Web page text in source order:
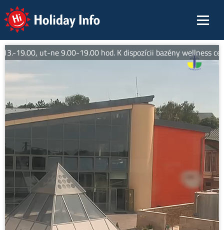
Holiday Info
19.00, ut-ne 9.00-19.00 hod. K dispozícii bazény wellness